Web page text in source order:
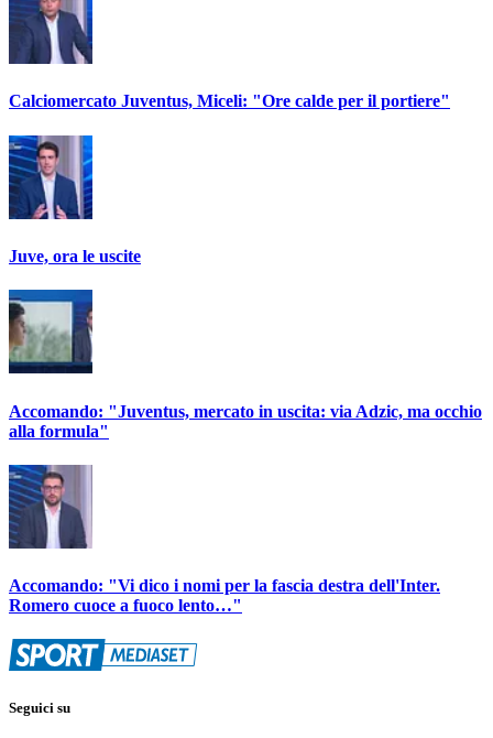
Calciomercato Juventus, Miceli: "Ore calde per il portiere"
Juve, ora le uscite
Accomando: "Juventus, mercato in uscita: via Adzic, ma occhio
alla formula"
Accomando: "Vi dico i nomi per la fascia destra dell'Inter.
Romero cuoce a fuoco lento…"
Seguici su